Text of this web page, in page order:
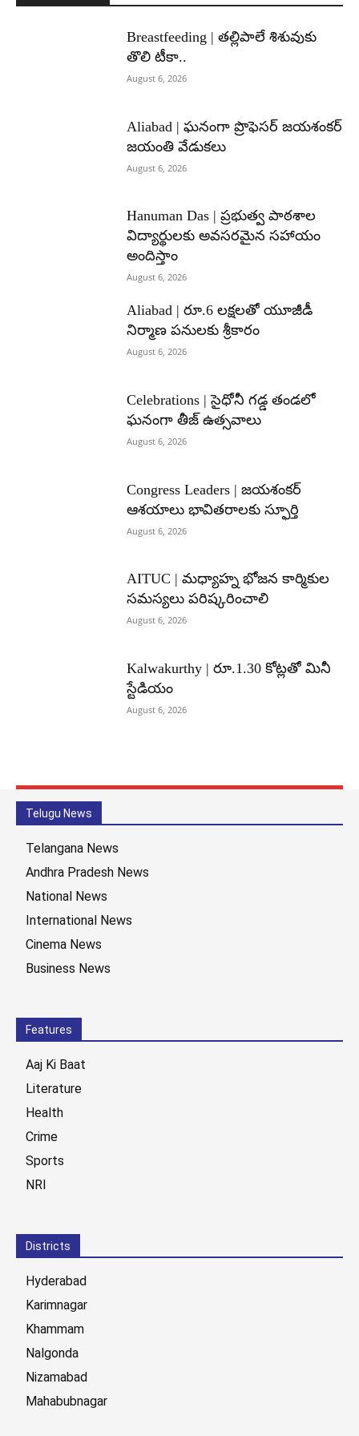
Breastfeeding | తల్లిపాలే శిశువుకు
తొలి టీకా..
August 6, 2026
Aliabad | ఘనంగా ప్రొఫెసర్ జయశంకర్
జయంతి వేడుకలు
August 6, 2026
Hanuman Das | ప్రభుత్వ పాఠశాల
విద్యార్థులకు అవసరమైన సహాయం
అందిస్తాం
August 6, 2026
Aliabad | రూ.6 లక్షలతో యూజీడీ
నిర్మాణ పనులకు శ్రీకారం
August 6, 2026
Celebrations | సైధోనీ గడ్డ తండలో
ఘనంగా తీజ్ ఉత్సవాలు
August 6, 2026
Congress Leaders | జయశంకర్
ఆశయాలు భావితరాలకు స్ఫూర్తి
August 6, 2026
AITUC | మధ్యాహ్న భోజన కార్మికుల
సమస్యలు పరిష్కరించాలి
August 6, 2026
Kalwakurthy | రూ.1.30 కోట్లతో మినీ
స్టేడియం
August 6, 2026
Telugu News
Telangana News
Andhra Pradesh News
National News
International News
Cinema News
Business News
Features
Aaj Ki Baat
Literature
Health
Crime
Sports
NRI
Districts
Hyderabad
Karimnagar
Khammam
Nalgonda
Nizamabad
Mahabubnagar